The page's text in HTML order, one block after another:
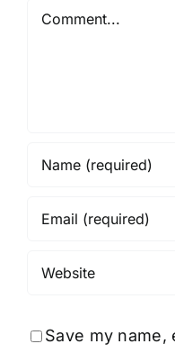
Comment
Save my name,